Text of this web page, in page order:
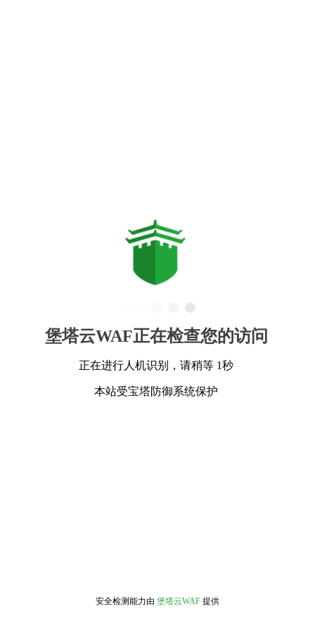
堡塔云WAF正在检查您的访问
正在进行人机识别，请稍等 1秒
本站受宝塔防御系统保护
安全检测能力由 堡塔云WAF 提供